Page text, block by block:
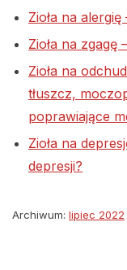
Zioła na
Zioła na
Zioła na
tłuszcz,
poprawiające
Zioła na
depresji?
Archiwum: lipiec 2022